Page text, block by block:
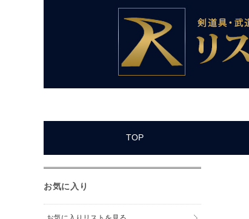
TOP
お気に入り